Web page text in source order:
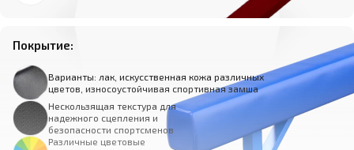
Покрытие:
Варианты: лак, искусственная кожа различных
цветов, износоустойчивая спортивная замша
Нескользящая текстура для
надежного сцепления и
безопасности спортсменов
Различные цветовые